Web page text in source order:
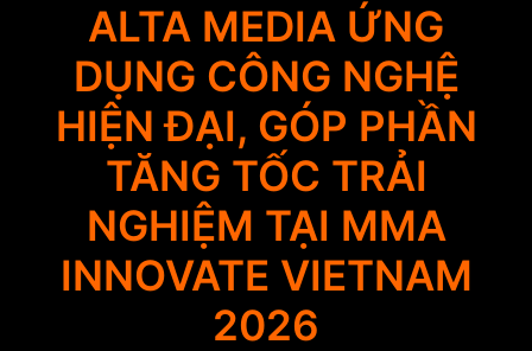
PRODUCTS
PARTNERS
RECRUITMENT
CONTACT
EN
ALTA MEDIA ỨNG
DỤNG CÔNG NGHỆ
HIỆN ĐẠI, GÓP PHẦN
TĂNG TỐC TRẢI
NGHIỆM TẠI MMA
INNOVATE VIETNAM
2026